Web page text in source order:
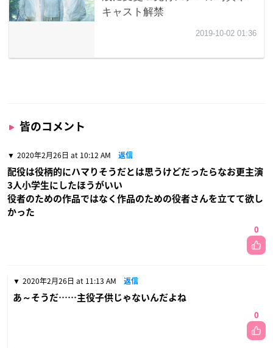
皆のコメント
2020年2月26日 at 10:12 AM 返信
配役は役柄的にハマりそうだとは思うけどだったらなお更主演
3人小学生にしたほうがいい
役者のための作品ではなく作品のための役者さんを立てて欲し
かった
0
2020年2月26日 at 11:13 AM 返信
あ～そうだ……主役子供じゃないんだよね
0